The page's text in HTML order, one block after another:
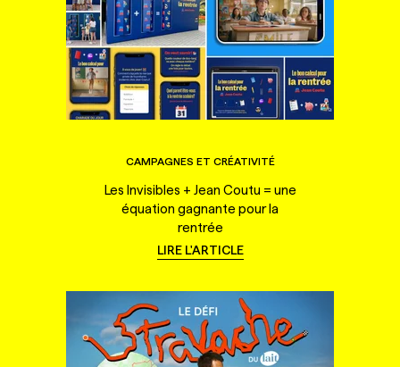
CAMPAGNES ET CRÉATIVITÉ
Les Invisibles + Jean Coutu = une
équation gagnante pour la
rentrée
LIRE L'ARTICLE